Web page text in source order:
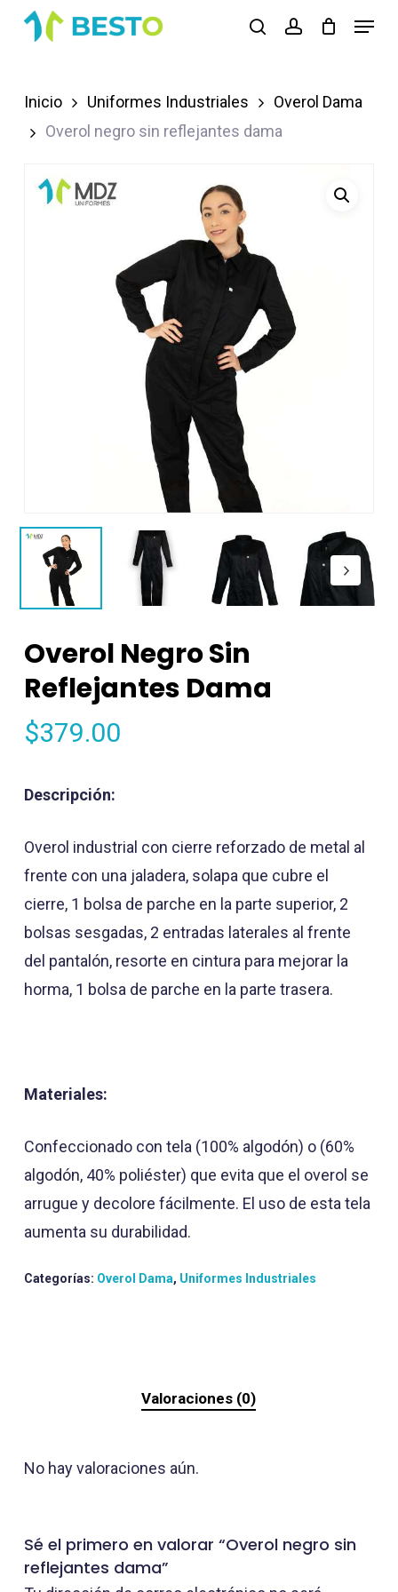
Skip
content
searchaccount
Menu
Inicio Uniformes Industriales
Overol Dama
Overol negro sin reflejantes dama
Overol Negro Sin
Reflejantes Dama
$379.00
Descripción:
Overol industrial con cierre reforzado de metal al
frente con una jaladera, solapa que cubre el
cierre, 1 bolsa de parche en la parte superior, 2
bolsas sesgadas, 2 entradas laterales al frente
del pantalón, resorte en cintura para mejorar la
horma, 1 bolsa de parche en la parte trasera.
Materiales:
Confeccionado con tela (100% algodón) o (60%
algodón, 40% poliéster) que evita que el overol se
arrugue y decolore fácilmente. El uso de esta tela
aumenta su durabilidad.
Categorías: Overol Dama, Uniformes Industriales
Valoraciones (0)
No hay valoraciones aún.
Sé el primero en valorar “Overol negro sin
reflejantes dama”